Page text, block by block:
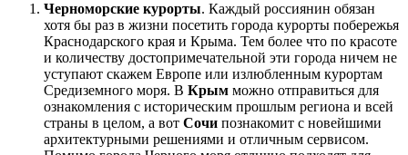
Черноморские курорты. Каждый россиянин обязан
хотя бы раз в жизни посетить города курорты побережья
Краснодарского края и Крыма. Тем более что по красоте
и количеству достопримечательной эти города ничем не
уступают скажем Европе или излюбленным курортам
Средиземного моря. В Крым можно отправиться для
ознакомления с историческим прошлым региона и всей
страны в целом, а вот Сочи познакомит с новейшими
архитектурными решениями и отличным сервисом.